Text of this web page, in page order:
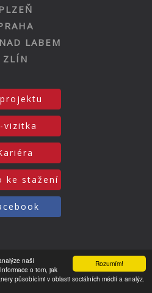
Rozumím!
naší
o tom, jak
působícími v oblasti sociálních médií a analýz.
LABEM
ZLÍN
vizitka
ke stažení